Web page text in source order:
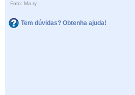
Foto: Ma ry
Tem dúvidas? Obtenha ajuda!